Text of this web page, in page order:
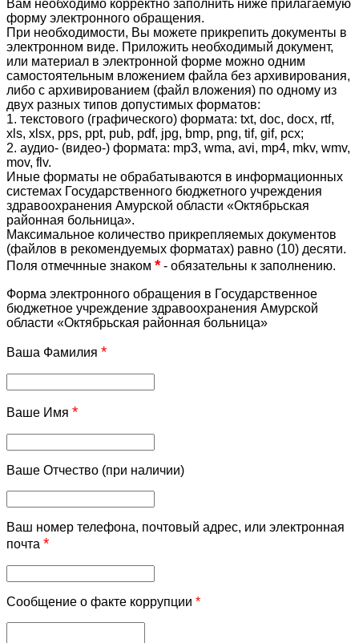
Вам необходимо корректно заполнить ниже прилагаемую
форму электронного обращения.
При необходимости, Вы можете прикрепить документы в
электронном виде. Приложить необходимый документ,
или материал в электронной форме можно одним
самостоятельным вложением файла без архивирования,
либо с архивированием (файл вложения) по одному из
двух разных типов допустимых форматов:
1. текстового (графического) формата: txt, doc, docx, rtf,
xls, xlsx, pps, ppt, pub, pdf, jpg, bmp, png, tif, gif, pcx;
2. аудио- (видео-) формата: mp3, wma, avi, mp4, mkv, wmv,
mov, flv.
Иные форматы не обрабатываются в информационных
системах Государственного бюджетного учреждения
здравоохранения Амурской области «Октябрьская
районная больница».
Максимальное количество прикрепляемых документов
(файлов в рекомендуемых форматах) равно (10) десяти.
Поля отмечнные знаком *- обязательны к заполнению.
Форма электронного обращения в Государственное
бюджетное учреждение здравоохранения Амурской
области «Октябрьская районная больница»
Ваша Фамилия *
Ваше Имя *
Ваше Отчество (при наличии)
Ваш номер телефона, почтовый адрес, или электронная
почта *
Сообщение о факте коррупции *